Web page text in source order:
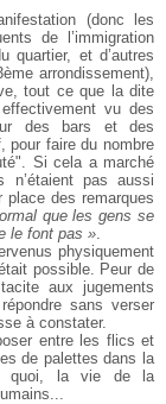
(donc les
de l’immigration
quartier, et d’autres
arrondissement),
tout ce que la dite
vu des
des bars et des
pour faire du nombre
Si cela a marché
n’étaient pas aussi
des remarques
que les gens se
le font pas »
physiquement
possible. Peur de
aux jugements
sans verser
à constater.
entre les flics et
de palettes dans la
quoi, la vie de la